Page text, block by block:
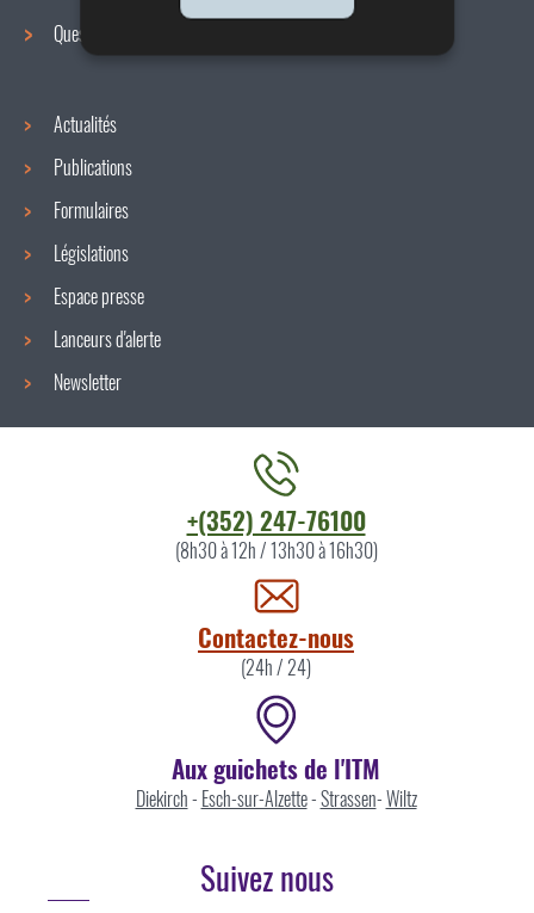
navigation
Questions / réponses
Actualités
Publications
Formulaires
Législations
Espace presse
Lanceurs d'alerte
Newsletter
+(352) 247-76100
(8h30 à 12h / 13h30 à 16h30)
Contactez-nous
(24h / 24)
Aux guichets de l'ITM
Diekirch- Esch-sur-Alzette-Strassen-Wiltz
Suivez nous